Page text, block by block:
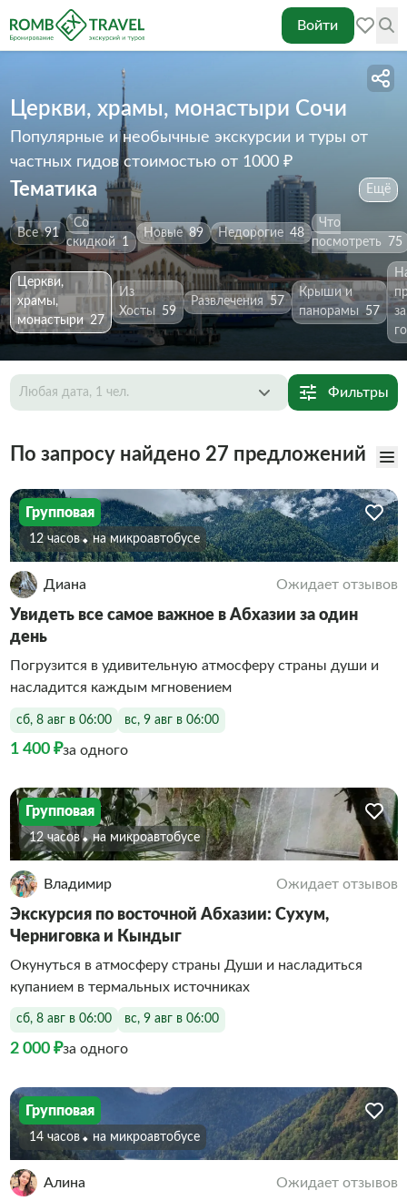
Войти
Церкви, храмы, монастыри Сочи
Популярные и необычные экскурсии и туры от
частных гидов стоимостью от 1000 ₽
Тематика Ещё
Все 91
Со
скидкой
1
Новые 89 Недорогие 48
Что
посмотреть
75
Церкви,
храмы,
монастыри 27
Из
Хосты
59
Развлечения 57
Крыши и
панорамы 57
за
Любая дата, 1 чел. Фильтры
По запросу найдено 27 предложений
Групповая
12 часов На микроавтобусе
Диана Ожидает отзывов
Увидеть все самое важное в Абхазии за один
день
Погрузится в удивительную атмосферу страны души и
насладится каждым мгновением
сб, 8 авг в 06:00 вс, 9 авг в 06:00
1 400 ₽за одного
Групповая
12 часов На микроавтобусе
Владимир Ожидает отзывов
Экскурсия по восточной Абхазии: Сухум,
Черниговка и Кындыг
Окунуться в атмосферу страны Души и насладиться
купанием в термальных источниках
сб, 8 авг в 06:00 вс, 9 авг в 06:00
2 000 ₽за одного
Групповая
14 часов На микроавтобусе
Алина Ожидает отзывов